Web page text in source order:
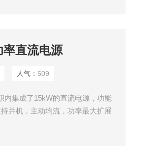
率直流电源
人气： 509
内集成了15kW的直流电源，功能
并机，主动均流，功率最大扩展
能。